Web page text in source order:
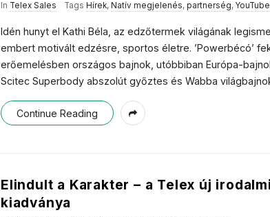
In Telex Sales Tags Hírek, Natív megjelenés, partnerség, YouTube
Idén hunyt el Kathi Béla, az edzőtermek világának
embert motivált edzésre, sportos életre. ’Powerbécó’
erőemelésben országos bajnok, utóbbiban Európa-
Scitec Superbody abszolút győztes és Wabba
Continue Reading
Elindult a Karakter – a Telex új
kiadványa